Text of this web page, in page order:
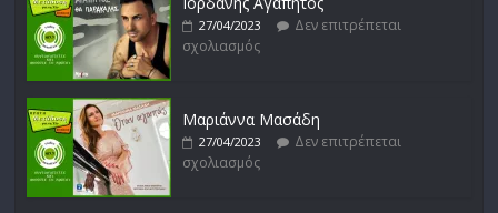
Μικρές Περιπλανήσεις
σχολιασμός
Δυνάμεις του Αιγαίου
27/04/2023
Δεν επιτρέπεται
σχολιασμός
Μαριάννα Μασάδη
27/04/2023
Δεν επιτρέπεται
σχολιασμός